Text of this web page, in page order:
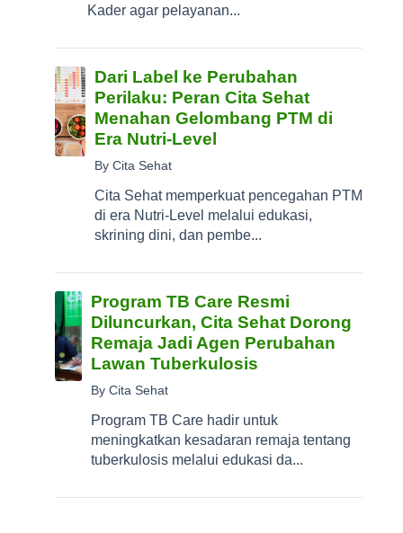
Kader agar pelayanan...
Dari Label ke Perubahan
Perilaku: Peran Cita Sehat
Menahan Gelombang PTM di
Era Nutri-Level
By Cita Sehat
Cita Sehat memperkuat pencegahan PTM
di era Nutri-Level melalui edukasi,
skrining dini, dan pembe...
Program TB Care Resmi
Diluncurkan, Cita Sehat Dorong
Remaja Jadi Agen Perubahan
Lawan Tuberkulosis
By Cita Sehat
Program TB Care hadir untuk
meningkatkan kesadaran remaja tentang
tuberkulosis melalui edukasi da...